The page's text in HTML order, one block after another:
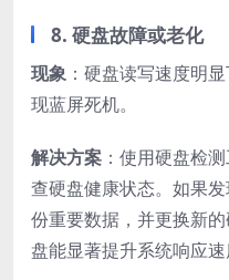
8. 硬盘故障或老化
现象 ：硬盘读写速度明
现蓝屏死机。
解决方案 ：使用硬盘检
查硬盘健康状态。如果
份重要数据，并更换新
盘能显著提升系统响应速